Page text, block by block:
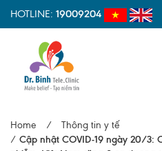
HOTLINE: 19009204
Giới
Home /
Thông tin y tế
/ Cập nhật COVID-19 ngày 20/3: